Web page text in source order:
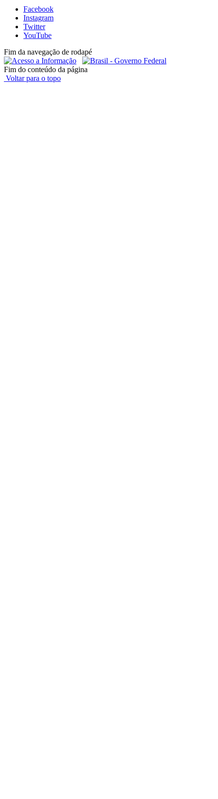
Facebook
Instagram
Twitter
YouTube
Fim da navegação de rodapé
Fim do conteúdo da página
Voltar para o topo